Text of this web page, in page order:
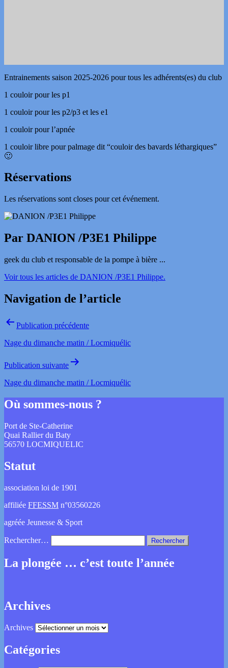
Entrainements saison 2025-2026 pour tous les adhérents(es) du club
1 couloir pour les p1
1 couloir pour les p2/p3 et les e1
1 couloir pour l’apnée
1 couloir libre pour palmage dit “couloir des bavards léthargiques”
🙂
Réservations
Les réservations sont closes pour cet événement.
Par DANION /P3E1 Philippe
geek du club et responsable de la pompe à bière ...
Voir tous les articles de DANION /P3E1 Philippe.
Navigation de l’article
Publication précédente
Nage du dimanche matin / Locmiquélic
Publication suivante
Nage du dimanche matin / Locmiquélic
Où sommes-nous ?
Port de Ste-Catherine
Quai Rallier du Baty
56570 LOCMIQUELIC
Statut
association loi de 1901
affiliée FFESSM n°03560226
agréée Jeunesse & Sport
Rechercher…
La plongée … c’est toute l’année
Archives
Archives
Catégories